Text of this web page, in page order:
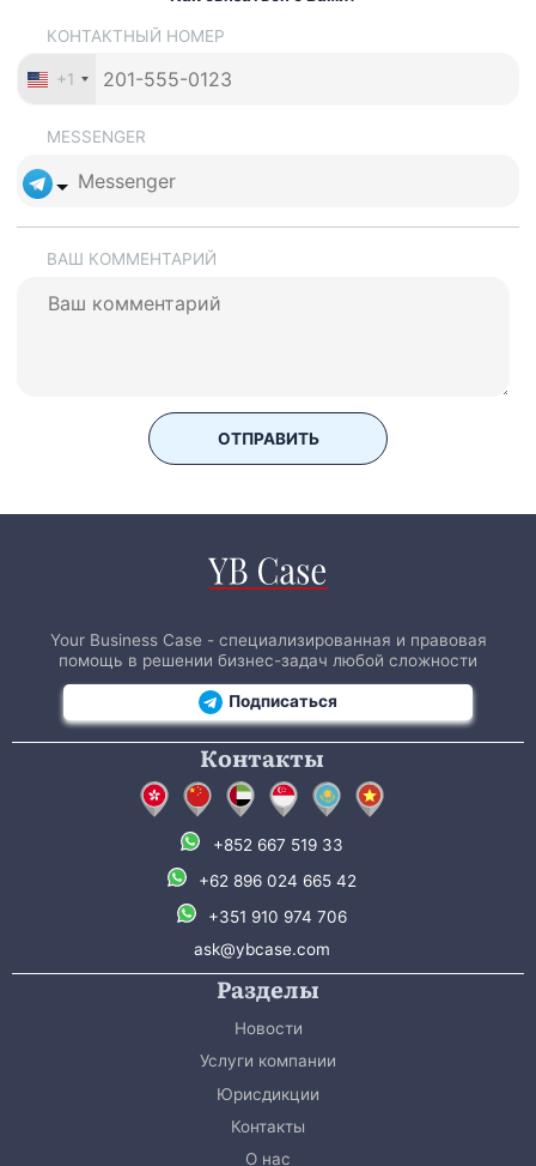
КОНТАКТНЫЙ НОМЕР
+1
MESSENGER
ВАШ КОММЕНТАРИЙ
ОТПРАВИТЬ
Your Business Case - специализированная и правовая
помощь в решении бизнес-задач любой сложности
Подписаться
Контакты
+852 667 519 33
+62 896 024 665 42
+351 910 974 706
ask@ybcase.com
Разделы
Новости
Услуги компании
Юрисдикции
Контакты
О нас